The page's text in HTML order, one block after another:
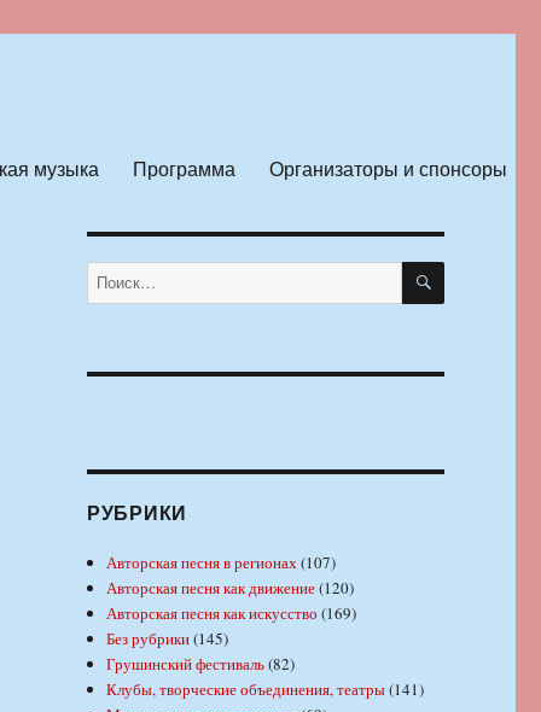
музыка Программа Организаторы и спонсоры
Искать: ПОИСК
РУБРИКИ
Авторская песня в регионах(107)
Авторская песня как движение(120)
Авторская песня как искусство (169)
Без рубрики(145)
Грушинский фестиваль(82)
Клубы, творческие объединения, театры(141)